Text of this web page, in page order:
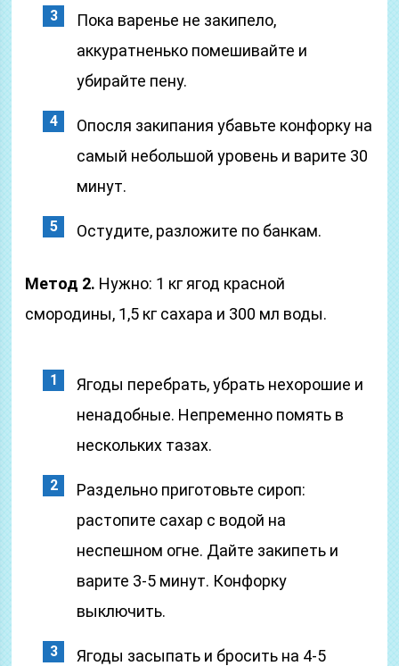
Пока варенье не закипело,
аккуратненько помешивайте и
убирайте пену.
Опосля закипания убавьте конфорку на
самый небольшой уровень и варите 30
минут.
Остудите, разложите по банкам.
Метод 2. Нужно: 1 кг ягод красной
смородины, 1,5 кг сахара и 300 мл воды.
Ягоды перебрать, убрать нехорошие и
ненадобные. Непременно помять в
нескольких тазах.
Раздельно приготовьте сироп:
растопите сахар с водой на
неспешном огне. Дайте закипеть и
варите 3-5 минут. Конфорку
выключить.
Ягоды засыпать и бросить на 4-5